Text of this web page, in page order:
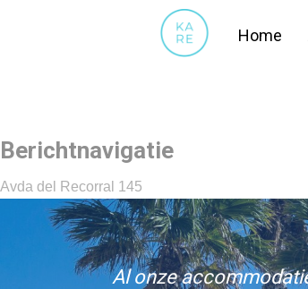
Home
Berichtnavigatie
Avda del Recorral 145
Al onze